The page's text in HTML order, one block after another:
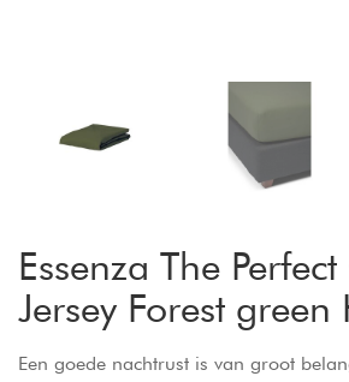
Essenza The
Jersey Forest green
Een goede nachtrust is van groot